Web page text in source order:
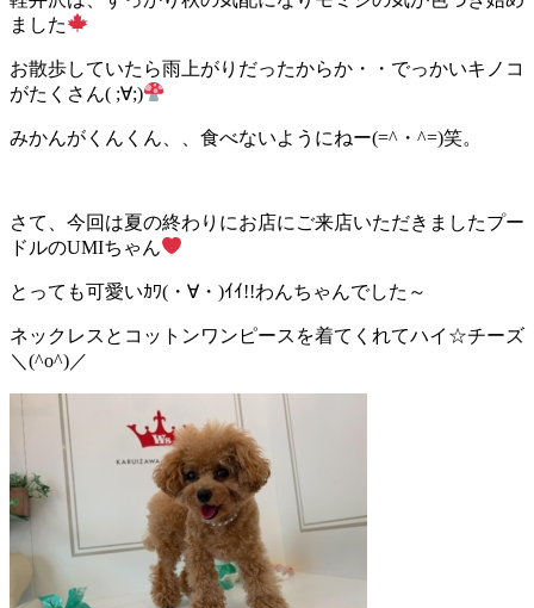
ました
お散歩していたら雨上がりだったからか・・でっかいキノコ
がたくさん( ;∀;)
みかんがくんくん、、食べないようにねー(=^・^=)笑。
さて、今回は夏の終わりにお店にご来店いただきましたプー
ドルのUMIちゃん
とっても可愛いｶﾜ(・∀・)ｲｲ!!わんちゃんでした～
ネックレスとコットンワンピースを着てくれてハイ☆チーズ
＼(^o^)／